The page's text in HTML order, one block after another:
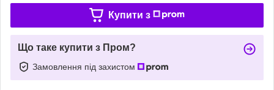
Купити з
Що таке купити з Пром?
Замовлення під захистом